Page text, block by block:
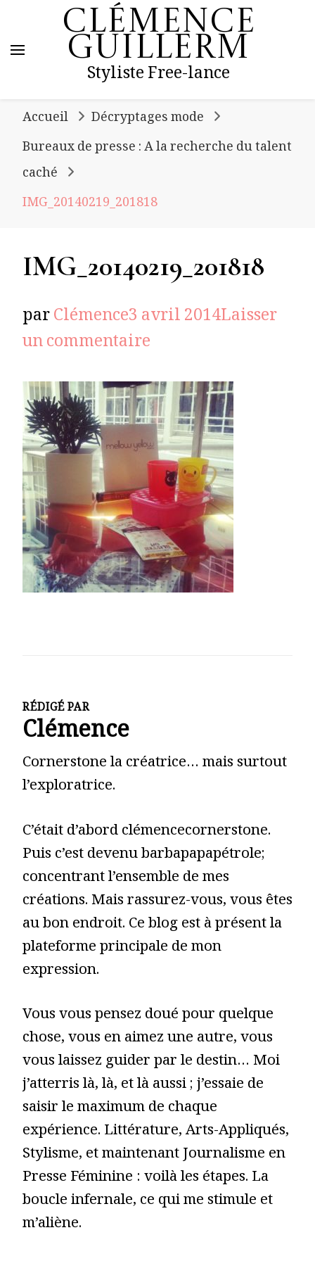
Clémence
Guillerm
Styliste Free-lance
Accueil
Décryptages mode
Bureaux de presse : A la recherche du talent
caché
IMG_20140219_201818
IMG_20140219_201818
parClémence3 avril 2014Laisser
un commentaire
RÉDIGÉ PAR
Clémence
Cornerstone la créatrice… mais surtout
l’exploratrice.
C’était d’abord clémencecornerstone.
Puis c’est devenu barbapapapétrole;
concentrant l’ensemble de mes
créations. Mais rassurez-vous, vous êtes
au bon endroit. Ce blog est à présent la
plateforme principale de mon
expression.
Vous vous pensez doué pour quelque
chose, vous en aimez une autre, vous
vous laissez guider par le destin… Moi
j’atterris là, là, et là aussi ; j’essaie de
saisir le maximum de chaque
expérience. Littérature, Arts-Appliqués,
Stylisme, et maintenant Journalisme en
Presse Féminine : voilà les étapes. La
boucle infernale, ce qui me stimule et
m’aliène.